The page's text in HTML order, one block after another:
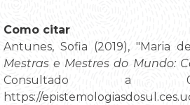
Como citar
Antunes, Sofia (2019), "Maria
Mestras e Mestres do Mundo:
Consultado a
https://